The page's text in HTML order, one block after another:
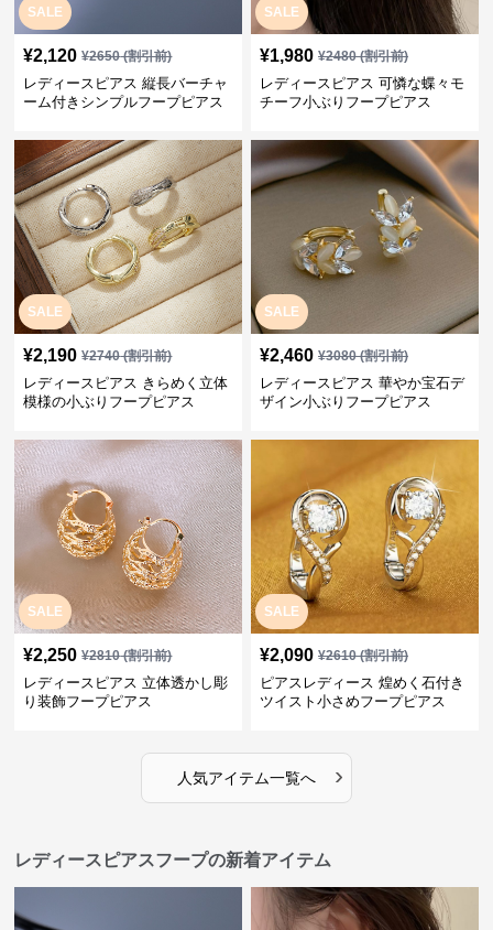
SALE
¥2,120 ¥2650(割引前)
レディースピアス 縦長バーチャ
ーム付きシンプルフープピアス
SALE
¥1,980 ¥2480(割引前)
レディースピアス 可憐な蝶々モ
チーフ小ぶりフープピアス
SALE
¥2,190 ¥2740(割引前)
レディースピアス きらめく立体
模様の小ぶりフープピアス
SALE
¥2,460 ¥3080(割引前)
レディースピアス 華やか宝石デ
ザイン小ぶりフープピアス
SALE
¥2,250 ¥2810(割引前)
レディースピアス 立体透かし彫
り装飾フープピアス
SALE
¥2,090 ¥2610(割引前)
ピアスレディース 煌めく石付き
ツイスト小さめフープピアス
人気アイテム一覧へ ›
レディースピアスフープの新着アイテム